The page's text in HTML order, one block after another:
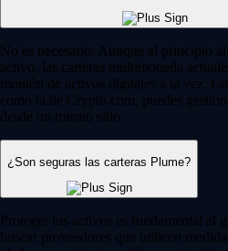
No es necesario. Aunque al principio
activo, las carteras multimoneda
montón de activos digitales a la vez.
como la de Crypto.com, puedes
desde un mismo sitio.
¿Son seguras las carteras Plume?
Proteger tus activos es fundamental al
buscar proveedores que utilicen